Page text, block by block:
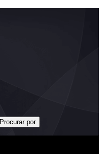
Procurar por